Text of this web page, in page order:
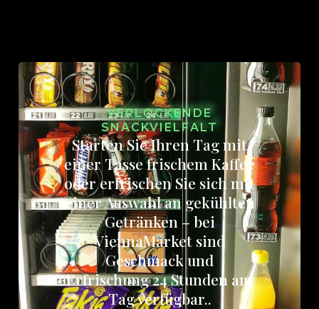
VERLOCKENDE
SNACKVIELFALT
Starten Sie Ihren Tag mit
einer Tasse frischem Kaffee
oder erfrischen Sie sich mit
einer Auswahl an gekühlten
Getränken – bei
ViennaMarket sind
Geschmack und
Erfrischung 24 Stunden am
Tag verfügbar..